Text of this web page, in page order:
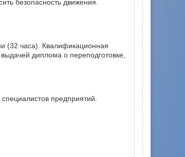
безопасность движения.
(32 часа). Квалификационная
диплома о переподготовке,
предприятий.